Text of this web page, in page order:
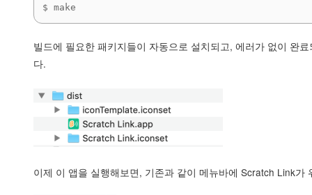
$ make
빌드에 필요한 패키지들이 자동으로 설치되고, 에러가 없이 완
다.
이제 이 앱을 실행해보면, 기존과 같이 메뉴바에 Scratch Link가